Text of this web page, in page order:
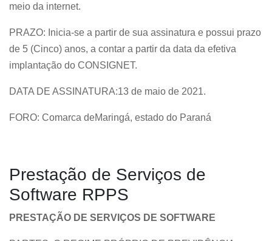
meio da internet.
PRAZO: Inicia-se a partir de sua assinatura e possui prazo
de 5 (Cinco) anos, a contar a partir da data da efetiva
implantação do CONSIGNET.
DATA DE ASSINATURA:13 de maio de 2021.
FORO: Comarca deMaringá, estado do Paraná
Prestação de Serviços de
Software RPPS
PRESTAÇÃO DE SERVIÇOS DE SOFTWARE